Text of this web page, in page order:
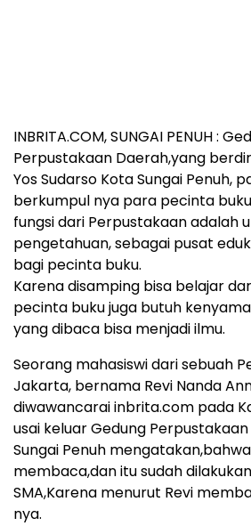
INBRITA.COM, SUNGAI PENUH :
Perpustakaan Daerah,yang
Yos Sudarso Kota Sungai Penuh,
berkumpul nya para pecinta
fungsi dari Perpustakaan adalah
pengetahuan, sebagai pusat
bagi pecinta buku.
Karena disamping bisa belajar
pecinta buku juga butuh
yang dibaca bisa menjadi ilmu.
Seorang mahasiswi dari sebuah
Jakarta, bernama Revi Nanda
diwawancarai inbrita.com pada
usai keluar Gedung
Sungai Penuh
membaca,dan itu sudah
SMA,Karena menurut Revi
nya.